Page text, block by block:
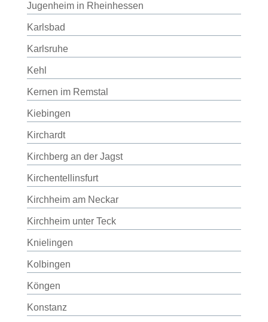
Jugenheim in Rheinhessen
Karlsbad
Karlsruhe
Kehl
Kernen im Remstal
Kiebingen
Kirchardt
Kirchberg an der Jagst
Kirchentellinsfurt
Kirchheim am Neckar
Kirchheim unter Teck
Knielingen
Kolbingen
Köngen
Konstanz